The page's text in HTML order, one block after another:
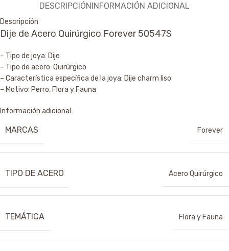
DESCRIPCIÓNINFORMACIÓN ADICIONAL
Descripción
Dije de Acero Quirúrgico Forever 50547S
– Tipo de joya: Dije
– Tipo de acero: Quirúrgico
– Característica específica de la joya: Dije charm liso
– Motivo: Perro, Flora y Fauna
Información adicional
MARCAS Forever
TIPO DE ACERO Acero Quirúrgico
TEMÁTICA Flora y Fauna